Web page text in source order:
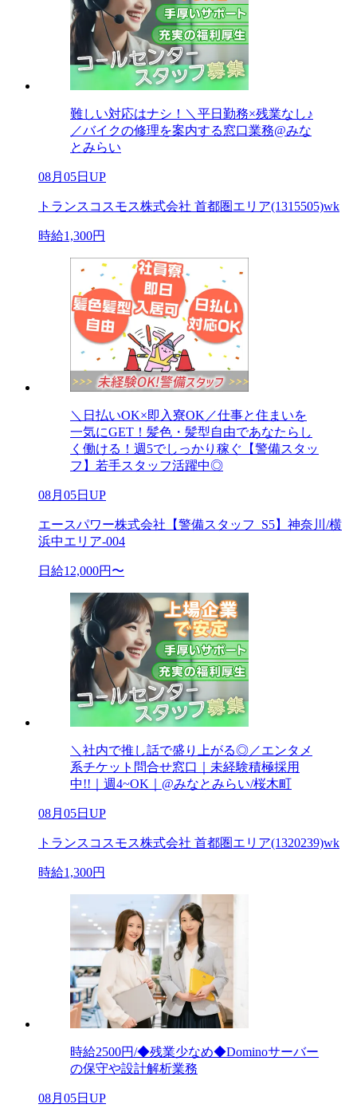
難しい対応はナシ！＼平日勤務×残業なし♪
／バイクの修理を案内する窓口業務@みな
とみらい
08月05日UP
トランスコスモス株式会社 首都圏エリア(1315505)wk
時給1,300円
＼日払いOK×即入寮OK／仕事と住まいを
一気にGET！髪色・髪型自由であなたらし
く働ける！週5でしっかり稼ぐ【警備スタッ
フ】若手スタッフ活躍中◎
08月05日UP
エースパワー株式会社【警備スタッフ_S5】神奈川/横
浜中エリア-004
日給12,000円〜
＼社内で推し話で盛り上がる◎／エンタメ
系チケット問合せ窓口｜未経験積極採用
中!!｜週4~OK｜@みなとみらい/桜木町
08月05日UP
トランスコスモス株式会社 首都圏エリア(1320239)wk
時給1,300円
時給2500円/◆残業少なめ◆Dominoサーバー
の保守や設計解析業務
08月05日UP